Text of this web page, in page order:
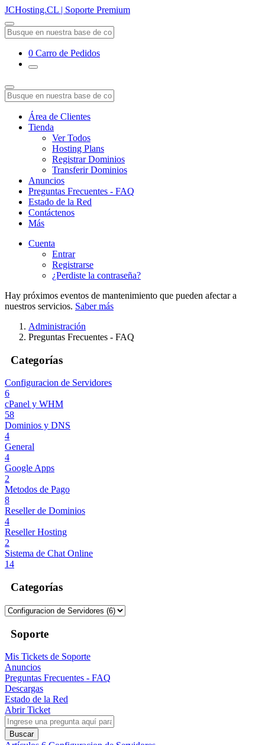
JCHosting.CL | Soporte Premium
0 Carro de Pedidos
Área de Clientes
Tienda
Ver Todos
Hosting Plans
Registrar Dominios
Transferir Dominios
Anuncios
Preguntas Frecuentes - FAQ
Estado de la Red
Contáctenos
Más
Cuenta
Entrar
Registrarse
¿Perdiste la contraseña?
Hay próximos eventos de mantenimiento que pueden afectar a
nuestros servicios. Saber más
Administración
Preguntas Frecuentes - FAQ
Categorías
Configuracion de Servidores
6
cPanel y WHM
58
Dominios y DNS
4
General
4
Google Apps
2
Metodos de Pago
8
Reseller de Dominios
4
Reseller Hosting
2
Sistema de Chat Online
14
Categorías
Soporte
Mis Tickets de Soporte
Anuncios
Preguntas Frecuentes - FAQ
Descargas
Estado de la Red
Abrir Ticket
Buscar